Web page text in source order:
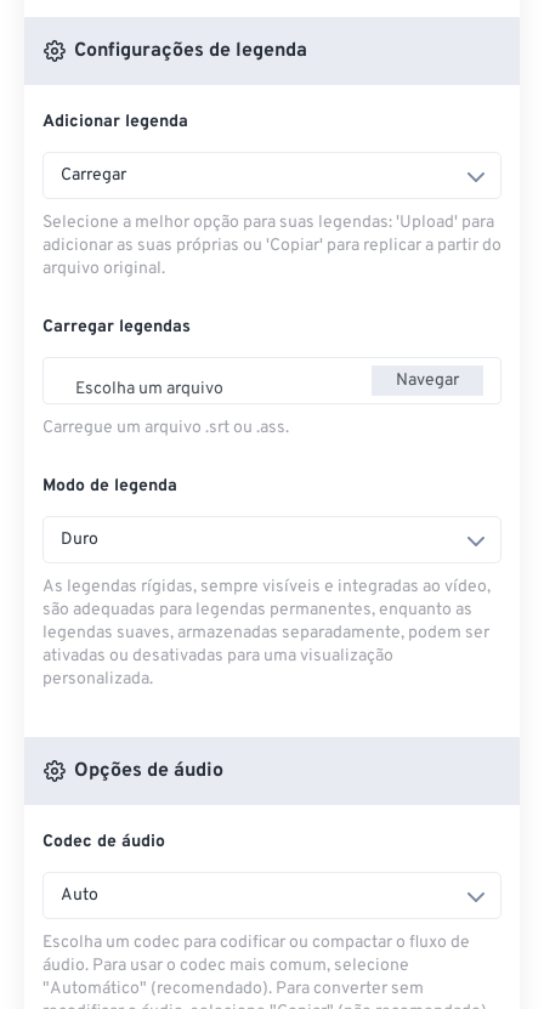
Configurações de legenda
Adicionar legenda
Carregar
Selecione a melhor opção para suas legendas: 'Upload' para
adicionar as suas próprias ou 'Copiar' para replicar a partir do
arquivo original.
Carregar legendas
Escolha um arquivo Navegar
Carregue um arquivo .srt ou .ass.
Modo de legenda
Duro
As legendas rígidas, sempre visíveis e integradas ao vídeo,
são adequadas para legendas permanentes, enquanto as
legendas suaves, armazenadas separadamente, podem ser
ativadas ou desativadas para uma visualização
personalizada.
Opções de áudio
Codec de áudio
Auto
Escolha um codec para codificar ou compactar o fluxo de
áudio. Para usar o codec mais comum, selecione
"Automático" (recomendado). Para converter sem